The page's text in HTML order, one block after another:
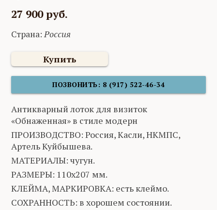
27 900 руб.
Страна:Россия
Купить
ПОЗВОНИТЬ: 8 (917) 522-46-34
Антикварный лоток для визиток
«Обнаженная» в стиле модерн
ПРОИЗВОДСТВО: Россия, Касли, НКМПС,
Артель Куйбышева.
МАТЕРИАЛЫ: чугун.
РАЗМЕРЫ: 110х207 мм.
КЛЕЙМА, МАРКИРОВКА: есть клеймо.
СОХРАННОСТЬ: в хорошем состоянии.